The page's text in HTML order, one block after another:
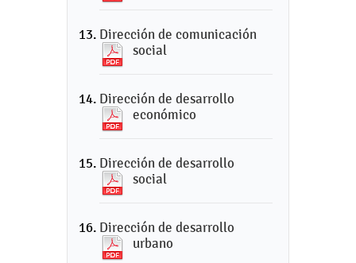
Dirección de comunicación
social
Dirección de desarrollo
económico
Dirección de desarrollo
social
Dirección de desarrollo
urbano